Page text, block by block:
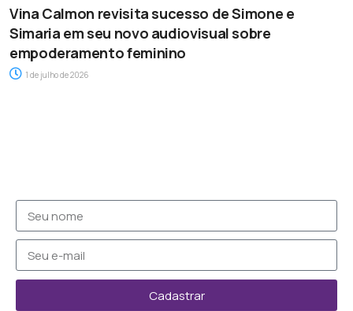
Vina Calmon revisita sucesso de Simone e
Simaria em seu novo audiovisual sobre
empoderamento feminino
1 de julho de 2026
Cadastrar